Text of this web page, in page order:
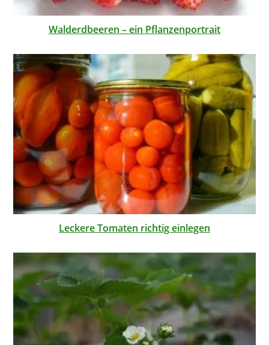
Walderdbeeren – ein Pflanzenportrait
Leckere Tomaten richtig einlegen